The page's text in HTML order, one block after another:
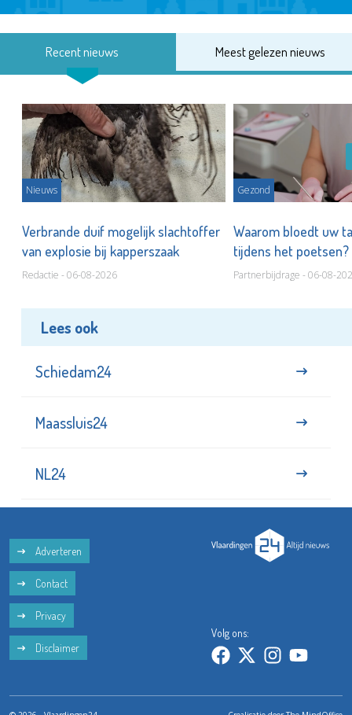
Recent nieuws Meest gelezen nieuws
Nieuws
Verbrande duif mogelijk slachtoffer
van explosie bij kapperszaak
Redactie - 06-08-2026
Gezond
Waarom bloedt uw
tijdens het poetsen?
Partnerbijdrage - 06-08-
Lees ook
Schiedam24
Maassluis24
NL24
Adverteren
Contact
Privacy
Disclaimer
Volg ons: